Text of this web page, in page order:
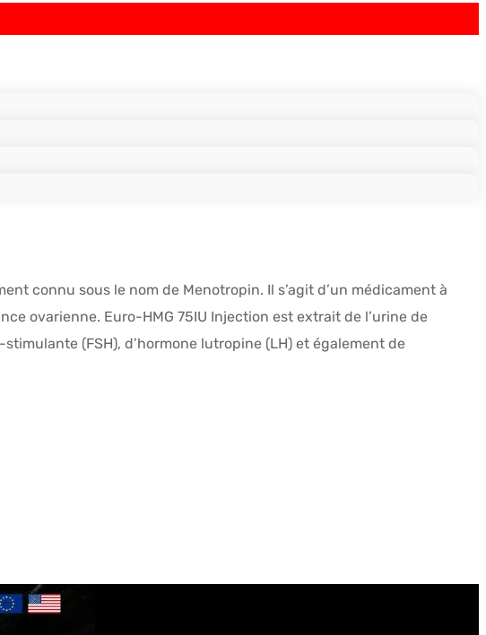
connu sous le nom de Menotropin. Il s’agit d’un médicament à
ovarienne. Euro-HMG 75IU Injection est extrait de l’urine de
(FSH), d’hormone lutropine (LH) et également de